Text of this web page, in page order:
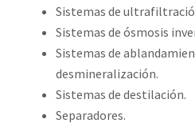
Sistemas de
Sistemas de ósmosis
Sistemas de
desmineralización.
Sistemas de destilación.
Separadores.